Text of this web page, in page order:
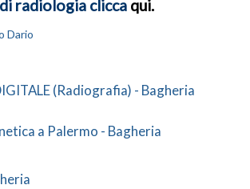
radiologia clicca qui.
Dario
(Radiografia) - Bagheria
a Palermo - Bagheria